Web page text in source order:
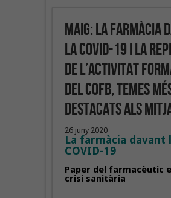
Maig: La farmàcia
la COVID-19 i la
de l’activitat
del COFB, temes
destacats als
26 juny 2020
La farmàcia davant
COVID-19
Paper del farmacèutic
crisi sanitària